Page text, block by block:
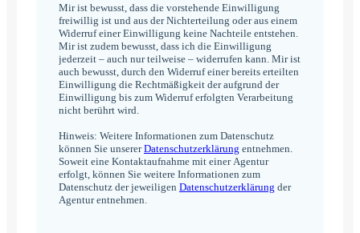
Mir ist bewusst, dass die vorstehende Einwilligung
freiwillig ist und aus der Nichterteilung oder aus einem
Widerruf einer Einwilligung keine Nachteile entstehen.
Mir ist zudem bewusst, dass ich die Einwilligung
jederzeit – auch nur teilweise – widerrufen kann. Mir ist
auch bewusst, durch den Widerruf einer bereits erteilten
Einwilligung die Rechtmäßigkeit der aufgrund der
Einwilligung bis zum Widerruf erfolgten Verarbeitung
nicht berührt wird.
Hinweis: Weitere Informationen zum Datenschutz
können Sie unsererDatenschutzerklärung entnehmen.
Soweit eine Kontaktaufnahme mit einer Agentur
erfolgt, können Sie weitere Informationen zum
Datenschutz der jeweiligen Datenschutzerklärung der
Agentur entnehmen.